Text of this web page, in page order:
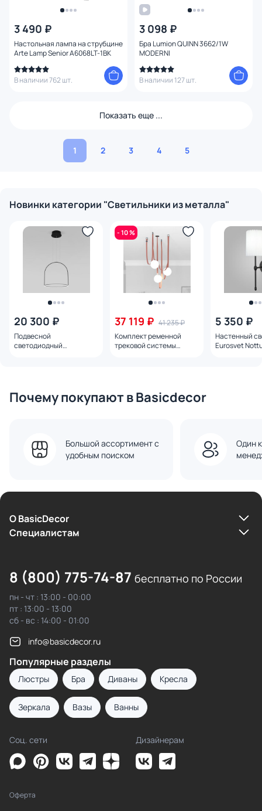
3 490 ₽
Настольная лампа на струбцине
Arte Lamp Senior A6068LT-1BK
В наличии 762 шт.
3 098 ₽
Бра Lumion QUINN 3662/1W
MODERNI
В наличии 127 шт.
Показать еще ...
1 2 3 4 5
Новинки категории "Светильники из металла"
20 300 ₽
Подвесной
светодиодный
- 10 %
37 119 ₽ 41 235 ₽
Комплект ременной
трековой системы
5 350 ₽
Настенный
Eurosvet
Почему покупают в Basicdecor
Большой ассортимент с
удобным поиском
Один
О BasicDecor
Cпециалистам
8 (800) 775-74-87 бесплатно по России
пн - чт : 13:00 - 00:00
пт : 13:00 - 13:00
сб - вс : 14:00 - 01:00
info@basicdecor.ru
Популярные разделы
Люстры Бра Диваны Кресла
Зеркала Вазы Ванны
Соц. сети Дизайнерам
Оферта